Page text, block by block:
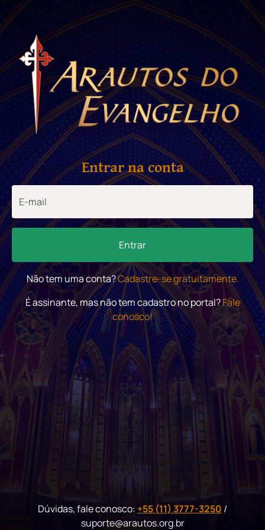
Entrar na conta
Entrar
Não tem uma conta?Cadastre-se gratuitamente.
É assinante, mas não tem cadastro no portal?Fale
conosco!
Dúvidas, fale conosco: +55 (11) 3777-3250 /
suporte@arautos.org.br